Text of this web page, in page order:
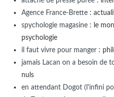
Agence France-Brette:
spychologie magasine: le
psychologie
il faut vivre pour manger:
jamais Lacan on a besoin de
nuls
en attendant Dogot (l'infini